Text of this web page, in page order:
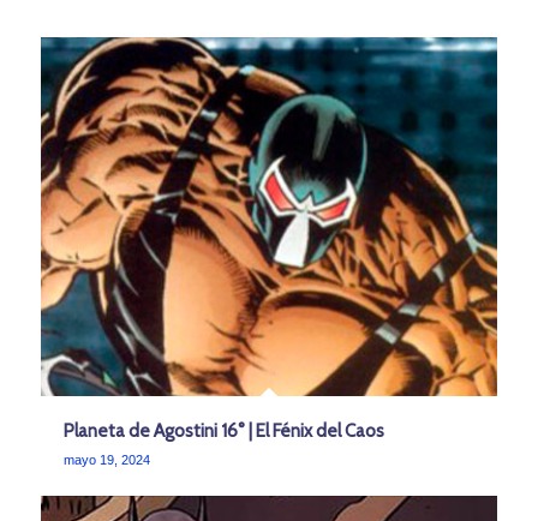
Planeta de Agostini 16° | El Fénix del Caos
mayo 19, 2024